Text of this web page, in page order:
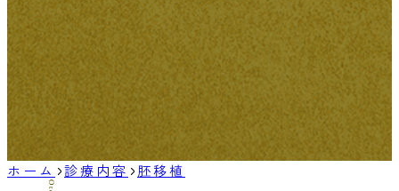
ホーム 診療内容 胚移植